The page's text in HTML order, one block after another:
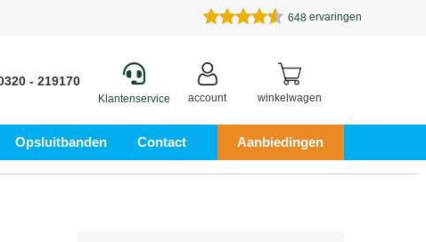
648 ervaringen
- 219170
Klantenservice account winkelwagen
Opsluitbanden Contact Aanbiedingen